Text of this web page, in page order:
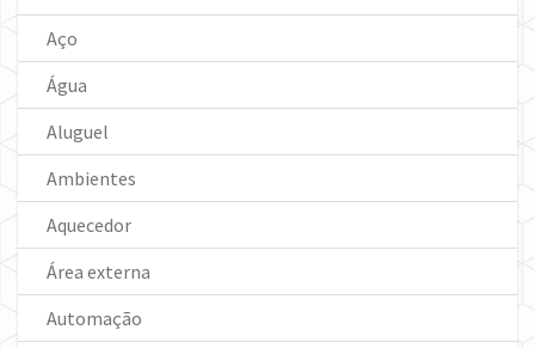
Aço
Água
Aluguel
Ambientes
Aquecedor
Área externa
Automação